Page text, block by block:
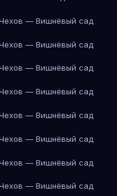
— Вишнёвый сад
— Вишнёвый сад
— Вишнёвый сад
— Вишнёвый сад
— Вишнёвый сад
— Вишнёвый сад
— Вишнёвый сад
— Вишнёвый сад